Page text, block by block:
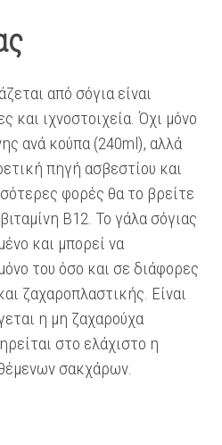
από σόγια είναι
και ιχνοστοιχεία. Όχι μόνο
ανά κούπα (240ml), αλλά
πηγή ασβεστίου και
φορές θα το βρείτε
Β12. Το γάλα σόγιας
και μπορεί να
του όσο και σε διάφορες
ζαχαροπλαστικής. Είναι
η μη ζαχαρούχα
στο ελάχιστο η
σακχάρων.